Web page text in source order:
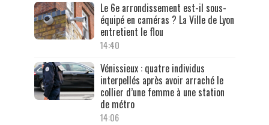
Le 6e arrondissement est-il sous-
équipé en caméras ? La Ville de Lyon
entretient le flou
14:40
Vénissieux : quatre individus
interpellés après avoir arraché le
collier d’une femme à une station
de métro
14:06